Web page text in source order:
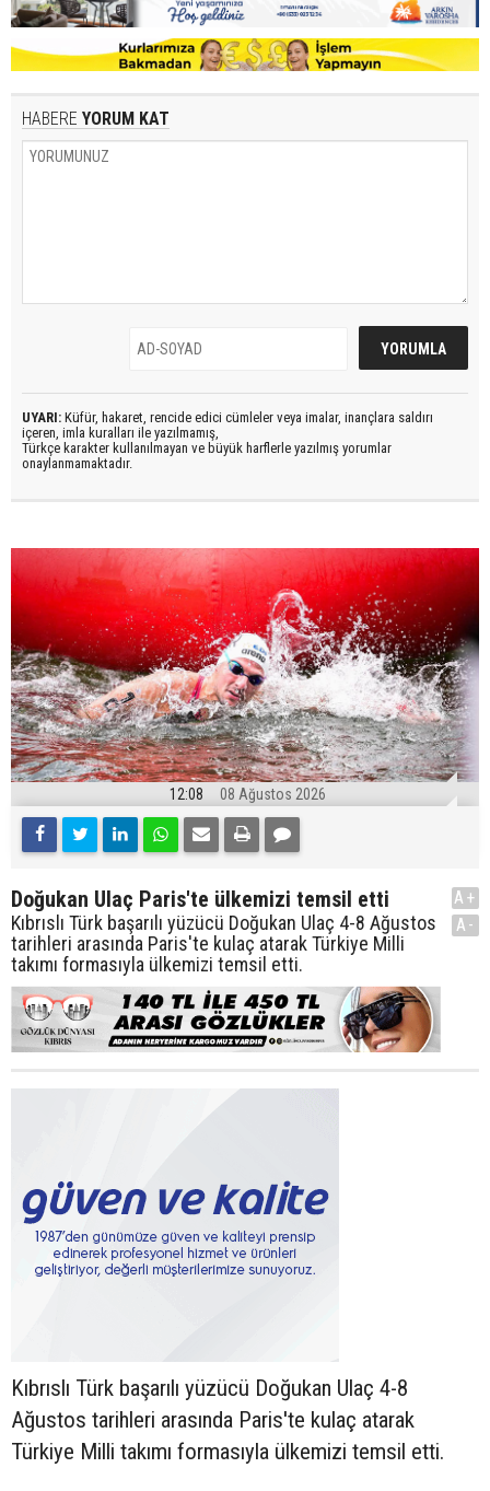
HABERE YORUM KAT
UYARI: Küfür, hakaret, rencide edici cümleler veya imalar, inançlara saldırı
içeren, imla kuralları ile yazılmamış,
Türkçe karakter kullanılmayan ve büyük harflerle yazılmış yorumlar
onaylanmamaktadır.
12:08 08 Ağustos 2026
Doğukan Ulaç Paris'te ülkemizi temsil etti
Kıbrıslı Türk başarılı yüzücü Doğukan Ulaç 4-8 Ağustos
tarihleri arasında Paris'te kulaç atarak Türkiye Milli
takımı formasıyla ülkemizi temsil etti.
A+
A-
Kıbrıslı Türk başarılı yüzücü Doğukan Ulaç 4-8
Ağustos tarihleri arasında Paris'te kulaç atarak
Türkiye Milli takımı formasıyla ülkemizi temsil etti.